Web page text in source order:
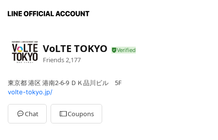
VoLTE TOKYO
Friends 2,177
東京都 港区 港南2-6-9 ＤＫ品川ビル 5F
volte-tokyo.jp/
Chat Coupons